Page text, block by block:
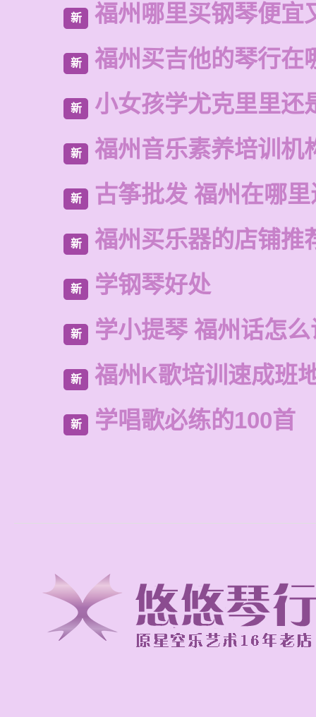
新 福州哪里买钢琴便宜
新 福州买吉他的琴行在
新 小女孩学尤克里里还
新 福州音乐素养培训机
新 古筝批发 福州在哪
新 福州买乐器的店铺推
新 学钢琴好处
新 学小提琴 福州话怎
新 福州K歌培训速成班
新 学唱歌必练的100首